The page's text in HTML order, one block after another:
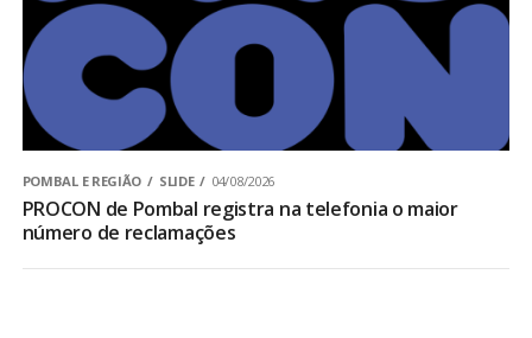
POMBAL E REGIÃO SLIDE 04/08/2026
PROCON de Pombal registra na telefonia o maior
número de reclamações